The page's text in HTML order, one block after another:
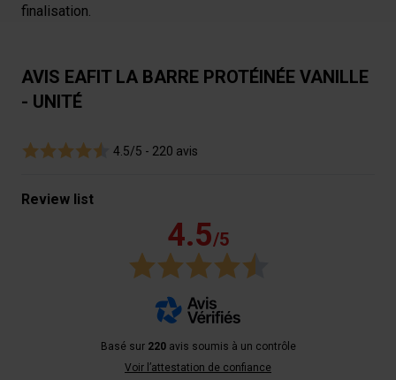
collectées lors de votre utilisation de leurs services.
finalisation.
AVIS EAFIT LA BARRE PROTÉINÉE VANILLE
- UNITÉ
4.5/5 - 220 avis
Review list
4.5/5
Basé sur 220avis soumis à un contrôle
Voir l’attestation de confiance